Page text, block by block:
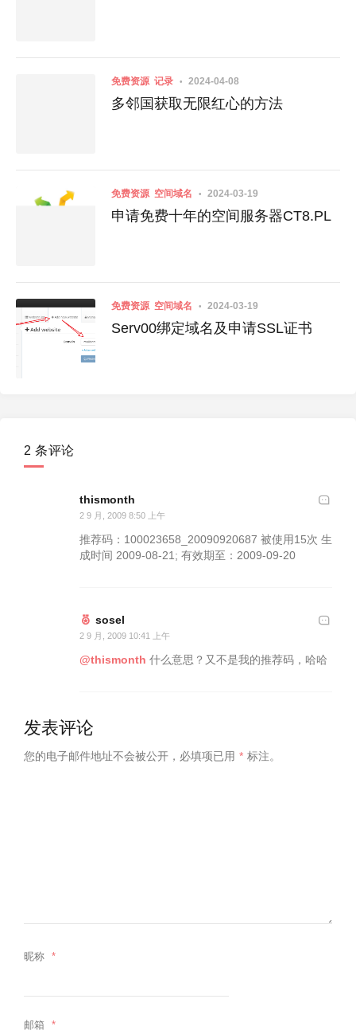
免费资源 记录 2024-04-08
多邻国获取无限红心的方法
免费资源 空间域名 2024-03-19
申请免费十年的空间服务器CT8.PL
免费资源 空间域名 2024-03-19
Serv00绑定域名及申请SSL证书
2 条评论
thismonth
2 9 月, 2009 8:50 上午
推荐码：100023658_20090920687 被使用15次 生
成时间 2009-08-21; 有效期至：2009-09-20
sosel
2 9 月, 2009 10:41 上午
@thismonth 什么意思？又不是我的推荐码，哈哈
发表评论
您的电子邮件地址不会被公开， 必填项已用 * 标注。
昵称 *
邮箱 *